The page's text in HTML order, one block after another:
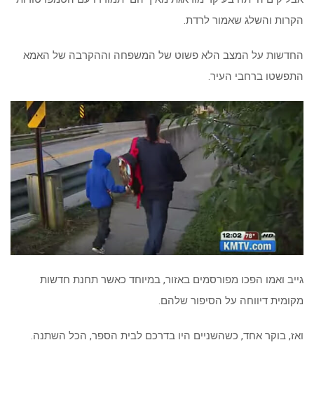
הקרות והשלג שאמור לרדת.
החדשות על המצב הלא פשוט של המשפחה וההקרבה של האמא
התפשטו ברחבי העיר.
גייב ואמו הפכו מפורסמים באזור, במיוחד כאשר תחנת חדשות
מקומית דיווחה על הסיפור שלהם.
ואז, בוקר אחד, כשהשניים היו בדרכם לבית הספר, הכל השתנה.